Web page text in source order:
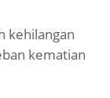
kehilangan
kematian